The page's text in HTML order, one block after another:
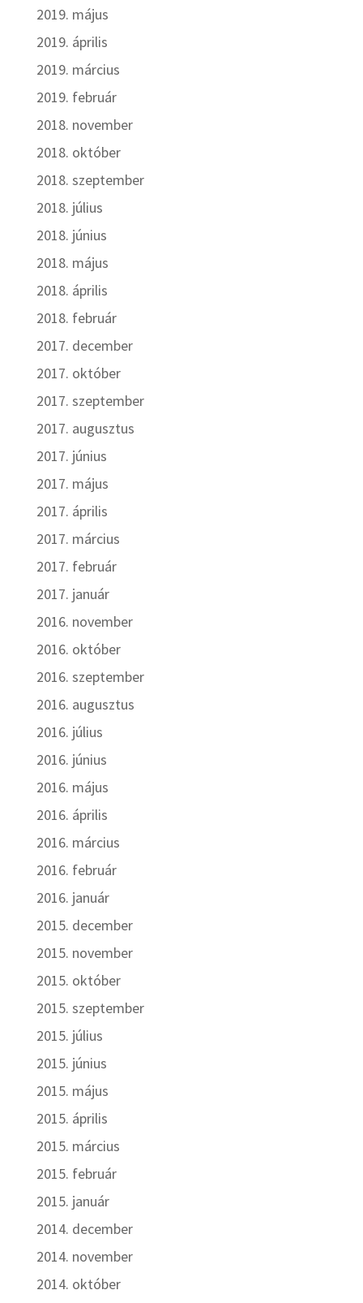
2019. május
2019. április
2019. március
2019. február
2018. november
2018. október
2018. szeptember
2018. július
2018. június
2018. május
2018. április
2018. február
2017. december
2017. október
2017. szeptember
2017. augusztus
2017. június
2017. május
2017. április
2017. március
2017. február
2017. január
2016. november
2016. október
2016. szeptember
2016. augusztus
2016. július
2016. június
2016. május
2016. április
2016. március
2016. február
2016. január
2015. december
2015. november
2015. október
2015. szeptember
2015. július
2015. június
2015. május
2015. április
2015. március
2015. február
2015. január
2014. december
2014. november
2014. október